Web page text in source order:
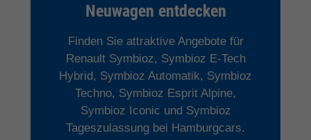
Neuwagen entdecken
Finden Sie attraktive Angebote für
Renault Symbioz, Symbioz E-Tech
Hybrid, Symbioz Automatik, Symbioz
Techno, Symbioz Esprit Alpine,
Symbioz Iconic und Symbioz
Tageszulassung bei Hamburgcars.